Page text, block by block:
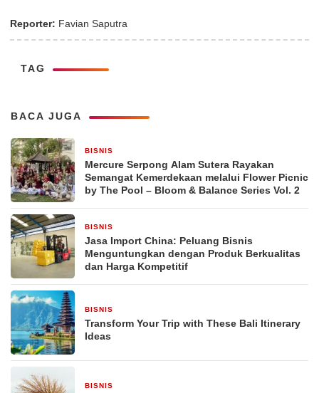
Reporter: Favian Saputra
TAG
BACA JUGA
BISNIS
Mercure Serpong Alam Sutera Rayakan
Semangat Kemerdekaan melalui Flower Picnic
by The Pool – Bloom & Balance Series Vol. 2
BISNIS
Jasa Import China: Peluang Bisnis
Menguntungkan dengan Produk Berkualitas
dan Harga Kompetitif
BISNIS
Transform Your Trip with These Bali Itinerary
Ideas
BISNIS